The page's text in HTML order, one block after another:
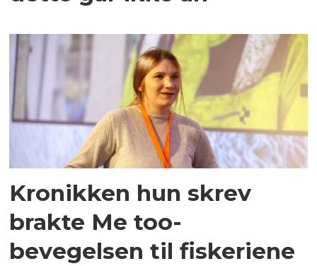
Kronikken hun skrev
brakte Me too-
bevegelsen til fiskeriene